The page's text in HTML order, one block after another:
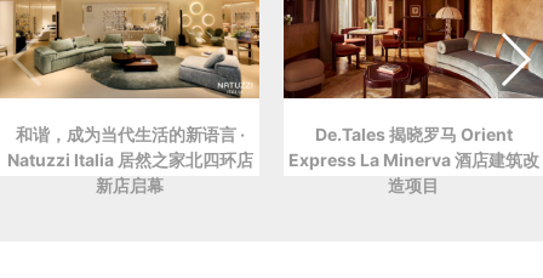
和谐，成为当代生活的新语言 ·
Natuzzi Italia 居然之家北四环店
新店启幕
De.Tales 揭晓罗马 Orient
Express La Minerva 酒店建筑改
造项目